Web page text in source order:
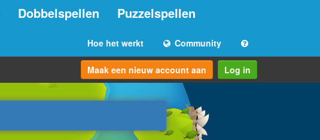
Dobbelspellen Puzzelspellen
Hoe het werkt Community
Maak een nieuw account aan Log in